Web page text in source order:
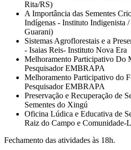
Rita/RS)
A Importância das Sementes
Indígenas - Instituto Indigenista
Guarani)
Sistemas Agroflorestais e a
- Isaias Reis- Instituto Nova Era
Melhoramento Participativo Do
Pesquisador EMBRAPA
Melhoramento Participativo do
Pesquisador EMBRAPA
Preservação e Recuperação de
Sementes do Xingú
Oficina Lúdica e Educativa de
Raiz do Campo e Comunidade-
Fechamento das atividades às 18h.